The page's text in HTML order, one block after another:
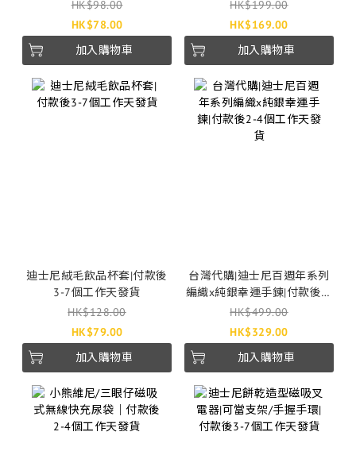
工作天發貨
HK$98.00
HK$78.00
加入購物車
HK$199.00
HK$169.00
加入購物車
迪士尼絨毛飲品杯套|付款後
3-7個工作天發貨
HK$128.00
HK$79.00
加入購物車
台灣代購|迪士尼百週年系列
編織x純銀幸運手鍊|付款後2-
4個工作天發貨
HK$499.00
HK$329.00
加入購物車